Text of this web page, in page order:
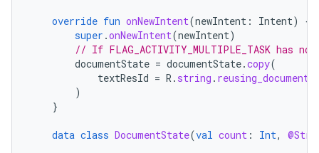
override fun onNewIntent(newIntent : Intent)
{
super .onNewIntent(newIntent)
// If FLAG_ACTIVITY_MULTIPLE_TASK
documentState = documentState.copy(
textResId = R . string .
)
}
data class DocumentState(val count : Int,